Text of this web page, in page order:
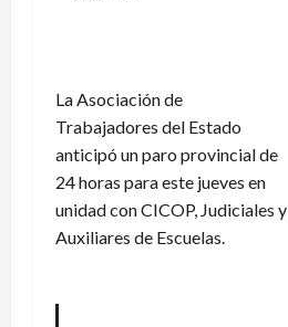
La Asociación de
Trabajadores del Estado
anticipó un paro provincial de
24 horas para este jueves en
unidad con CICOP, Judiciales y
Auxiliares de Escuelas.